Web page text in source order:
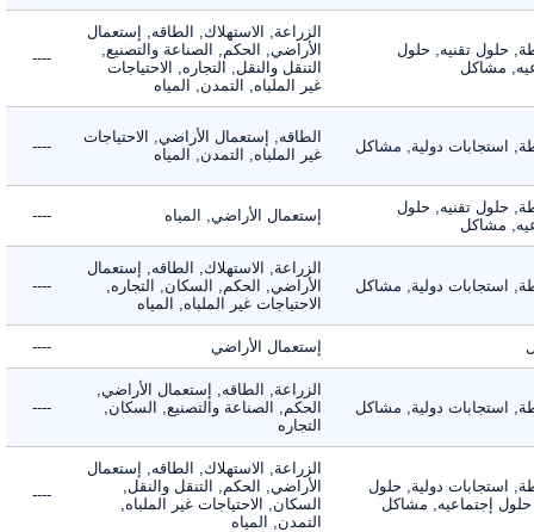
حلول تقنيه, حلول
مشاكل
الزراعة, الاستهلاك, الطاقه, إستعمال
الأراضي, الحكم, الصناعة والتصنيع,
التنقل والنقل, التجاره, الاحتياجات
غير الملباه, التمدن, المياه
----
استجابات دولية, مشاكل
الطاقه, إستعمال الأراضي, الاحتياجات
غير الملباه, التمدن, المياه
----
حلول تقنيه, حلول
مشاكل
إستعمال الأراضي, المياه ----
استجابات دولية, مشاكل
الزراعة, الاستهلاك, الطاقه, إستعمال
الأراضي, الحكم, السكان, التجاره,
الاحتياجات غير الملباه, المياه
----
إستعمال الأراضي ----
استجابات دولية, مشاكل
الزراعة, الطاقه, إستعمال الأراضي,
الحكم, الصناعة والتصنيع, السكان,
التجاره
----
استجابات دولية, حلول
إجتماعيه, مشاكل
الزراعة, الاستهلاك, الطاقه, إستعمال
الأراضي, الحكم, التنقل والنقل,
السكان, الاحتياجات غير الملباه,
التمدن, المياه
----